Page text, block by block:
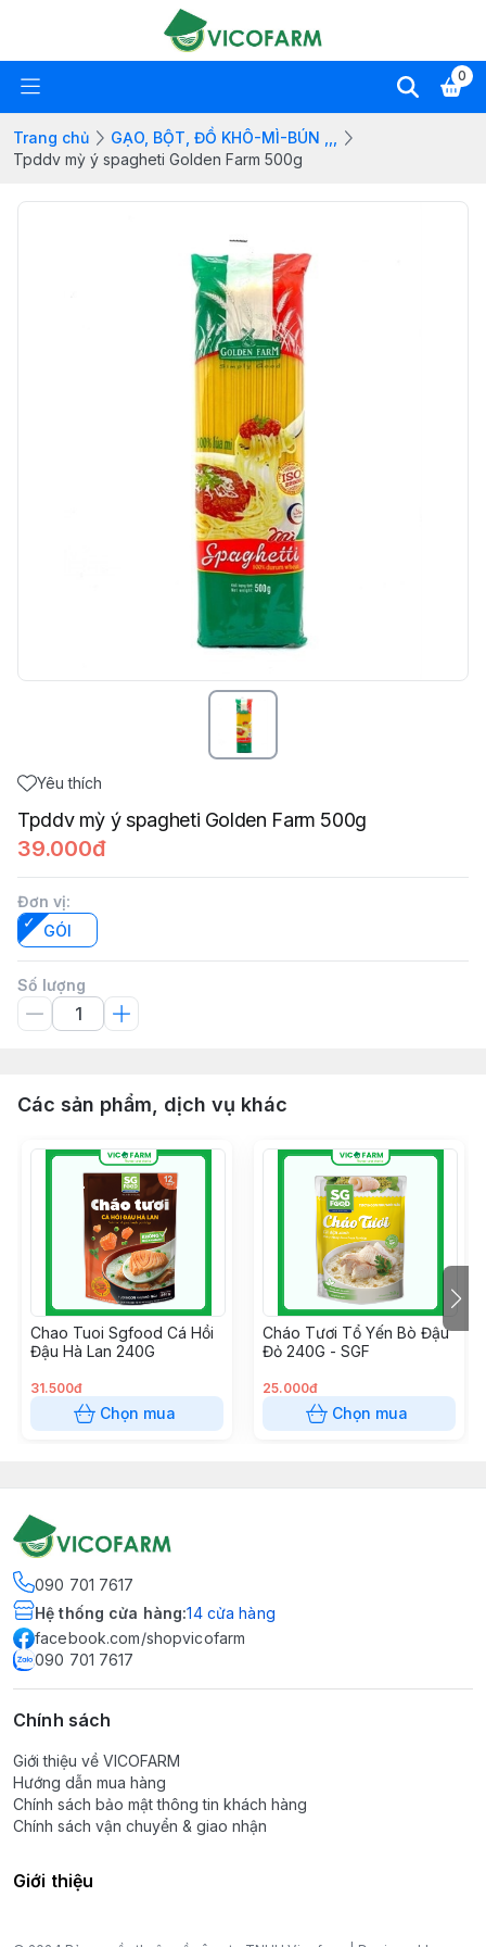
0
Trang chủ
GẠO, BỘT, ĐỒ KHÔ-MÌ-BÚN ,,,
Tpddv mỳ ý spagheti Golden Farm 500g
Yêu thích
Tpddv mỳ ý spagheti Golden Farm 500g
39.000đ
Đơn vị:
GÓI
Số lượng
Các sản phẩm, dịch vụ khác
Chao Tuoi Sgfood Cá Hồi
Đậu Hà Lan 240G
31.500đ
Chọn mua
Cháo Tươi Tổ Yến Bò Đậu
Đỏ 240G - SGF
25.000đ
Chọn mua
090 701 7617
Hệ thống cửa hàng:14 cửa hàng
facebook.com/shopvicofarm
090 701 7617
Chính sách
Giới thiệu về VICOFARM
Hướng dẫn mua hàng
Chính sách bảo mật thông tin khách hàng
Chính sách vận chuyển & giao nhận
Giới thiệu